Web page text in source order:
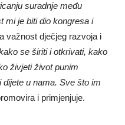
suradnje među
mi je biti dio kongresa i
važnost dječjeg razvoja i
se širiti i otkrivati, kako
živjeti život punim
u nama. Sve što im
i primjenjuje.